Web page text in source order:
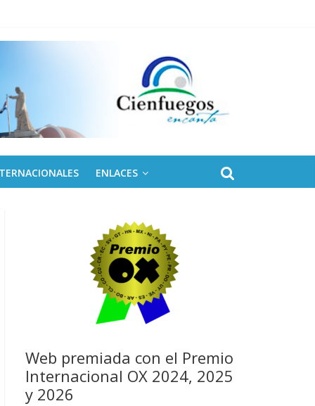
ENLACES
Web premiada con el Premio
Internacional OX 2024, 2025
y 2026